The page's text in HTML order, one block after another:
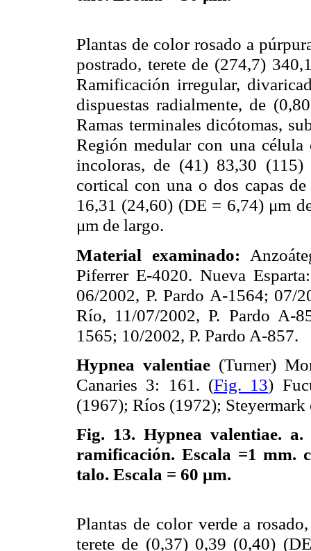
Plantas de color rosado a
postrado, terete de (274,7)
Ramificación irregular,
dispuestas radialmente, de
Ramas terminales dicótomas,
Región medular con una célula
incoloras, de (41) 83,30
cortical con una o dos capas
16,31 (24,60) (DE = 6,74) μm
μm de largo.
Material examinado:
Piferrer E-4020. Nueva
06/2002, P. Pardo A-1564; 07/
Río, 11/07/2002, P. Pardo A-
1565; 10/2002, P. Pardo A-857.
Hypnea valentiae (Turner)
Canaries 3: 161. (Fig. 13)
(1967); Ríos (1972);
Fig. 13. Hypnea valentiae.
ramificación. Escala =1 mm.
talo. Escala = 60 μm.
Plantas de color verde a
terete de (0,37) 0,39 (0,40)